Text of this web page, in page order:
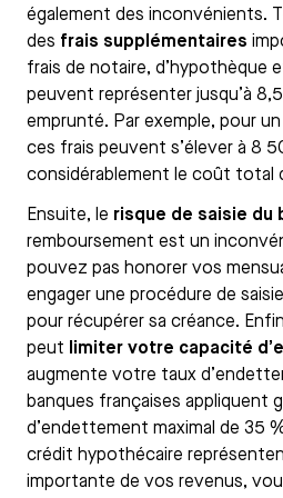
également des inconvénients.
des frais supplémentaires
frais de notaire, d’hypothèque
peuvent représenter jusqu’à
emprunté. Par exemple, pour
ces frais peuvent s’élever à 8
considérablement le coût total
Ensuite, le risque de saisie du
remboursement est un
pouvez pas honorer vos
engager une procédure de
pour récupérer sa créance.
peut
limiter votre capacité
augmente votre taux
banques françaises appliquent
d’endettement maximal de 35
crédit hypothécaire
importante de vos revenus,